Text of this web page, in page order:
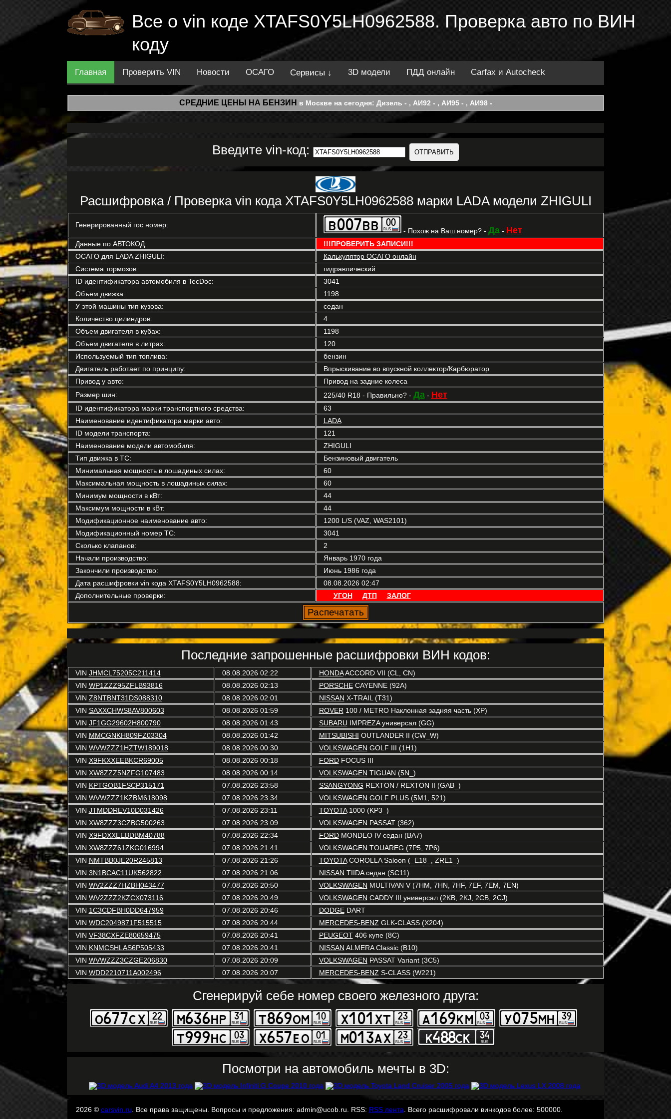
Все о vin коде XTAFS0Y5LH0962588. Проверка авто по ВИН
коду
Главная Проверить VIN Новости ОСАГО Сервисы ↓ 3D модели ПДД онлайн Carfax и Autocheck
СРЕДНИЕ ЦЕНЫ НА БЕНЗИН в Москве на сегодня: Дизель - , АИ92 - , АИ95 - , АИ98 -
Введите vin-код:
Расшифровка / Проверка vin кода XTAFS0Y5LH0962588 марки LADA модели ZHIGULI
Генерированный гос номер:
- Похож на Ваш номер? - Да- Нет
Данные по АВТОКОД:
!!!ПРОВЕРИТЬ ЗАПИСИ!!!
ОСАГО для LADA ZHIGULI:
Калькулятор ОСАГО онлайн
Система тормозов:
гидравлический
ID идентификатора автомобиля в TecDoc:
3041
Объем движка:
1198
У этой машины тип кузова:
седан
Количество цилиндров:
4
Объем двигателя в кубах:
1198
Объем двигателя в литрах:
120
Используемый тип топлива:
бензин
Двигатель работает по принципу:
Впрыскивание во впускной коллектор/Карбюратор
Привод у авто:
Привод на задние колеса
Размер шин:
225/40 R18 - Правильно? - Да- Нет
ID идентификатора марки транспортного средства:
63
Наименование идентификатора марки авто:
LADA
ID модели транспорта:
121
Наименование модели автомобиля:
ZHIGULI
Тип движка в ТС:
Бензиновый двигатель
Минимальная мощность в лошадиных силах:
60
Максимальная мощность в лошадиных силах:
60
Минимум мощности в кВт:
44
Максимум мощности в кВт:
44
Модификационное наименование авто:
1200 L/S (VAZ, WAS2101)
Модификационный номер ТС:
3041
Сколько клапанов:
2
Начали производство:
Январь 1970 года
Закончили производство:
Июнь 1986 года
Дата расшифровки vin кода XTAFS0Y5LH0962588:
08.08.2026 02:47
Дополнительные проверки:
УГОН ДТП ЗАЛОГ
Последние запрошенные расшифровки ВИН кодов:
VIN JHMCL75205C211414 08.08.2026 02:22 HONDAACCORD VII (CL, CN)
VIN WP1ZZZ95ZFLB93816 08.08.2026 02:13 PORSCHECAYENNE (92A)
VIN Z8NTBNT31DS088310 08.08.2026 02:01 NISSAN X-TRAIL (T31)
VIN SAXXCHWS8AV800603 08.08.2026 01:59 ROVER 100 / METRO Наклонная задняя часть (XP)
VIN JF1GG29602H800790 08.08.2026 01:43 SUBARU IMPREZA универсал (GG)
VIN MMCGNKH809FZ03304 08.08.2026 01:42 MITSUBISHI OUTLANDER II (CW_W)
VIN WVWZZZ1HZTW189018 08.08.2026 00:30 VOLKSWAGEN GOLF III (1H1)
VIN X9FKXXEEBKCR69005 08.08.2026 00:18 FORDFOCUS III
VIN XW8ZZZ5NZFG107483 08.08.2026 00:14 VOLKSWAGEN TIGUAN (5N_)
VIN KPTGOB1FSCP315171 07.08.2026 23:58 SSANGYONG REXTON / REXTON II (GAB_)
VIN WVWZZZ1KZBM618098 07.08.2026 23:34 VOLKSWAGEN GOLF PLUS (5M1, 521)
VIN JTMDDREV10D031426 07.08.2026 23:11 TOYOTA1000 (KP3_)
VIN XW8ZZZ3CZBG500263 07.08.2026 23:09 VOLKSWAGEN PASSAT (362)
VIN X9FDXXEEBDBM40788 07.08.2026 22:34 FORDMONDEO IV седан (BA7)
VIN XW8ZZZ61ZKG016994 07.08.2026 21:41 VOLKSWAGEN TOUAREG (7P5, 7P6)
VIN NMTBB0JE20R245813 07.08.2026 21:26 TOYOTACOROLLA Saloon (_E18_, ZRE1_)
VIN 3N1BCAC11UK562822 07.08.2026 21:06 NISSAN TIIDA седан (SC11)
VIN WV2ZZZ7HZBH043477 07.08.2026 20:50 VOLKSWAGEN MULTIVAN V (7HM, 7HN, 7HF, 7EF, 7EM, 7EN)
VIN WV2ZZZ2KZCX073116 07.08.2026 20:49 VOLKSWAGEN CADDY III универсал (2KB, 2KJ, 2CB, 2CJ)
VIN 1C3CDFBH0DD647959 07.08.2026 20:46 DODGEDART
VIN WDC2049871F515515 07.08.2026 20:44 MERCEDES-BENZ GLK-CLASS (X204)
VIN VF38CXFZE80659475 07.08.2026 20:41 PEUGEOT406 купе (8C)
VIN KNMCSHLAS6P505433 07.08.2026 20:41 NISSAN ALMERA Classic (B10)
VIN WVWZZZ3CZGE206830 07.08.2026 20:09 VOLKSWAGEN PASSAT Variant (3C5)
VIN WDD2210711A002496 07.08.2026 20:07 MERCEDES-BENZ S-CLASS (W221)
Сгенерируй себе номер своего железного друга:
Посмотри на автомобиль мечты в 3D:
2026 © carsvin.ru . Все права защищены. Вопросы и предложения: admin@ucob.ru. RSS: RSS лента . Всего расшифровали винкодов более: 500000.